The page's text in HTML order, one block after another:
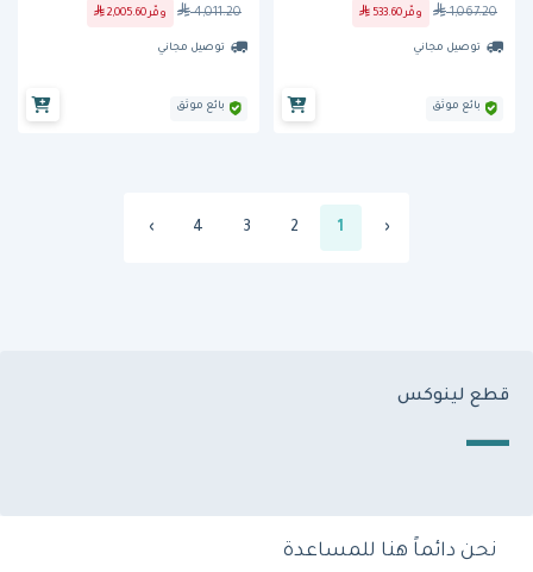
1,067.20 وفّر 533.60
توصيل مجاني
بائع موثق
4,011.20 وفّر 2,005.60
توصيل مجاني
بائع موثق
‹
1
2
3
4
›
قطع لينوكس
نحن دائماً هنا للمساعدة